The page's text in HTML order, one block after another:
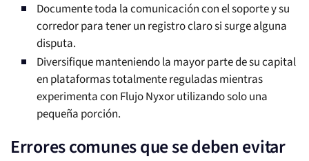
Documente toda la comunicación con el soporte y su
corredor para tener un registro claro si surge alguna
disputa.
Diversifique manteniendo la mayor parte de su capital
en plataformas totalmente reguladas mientras
experimenta con Flujo Nyxor utilizando solo una
pequeña porción.
Errores comunes que se deben evitar